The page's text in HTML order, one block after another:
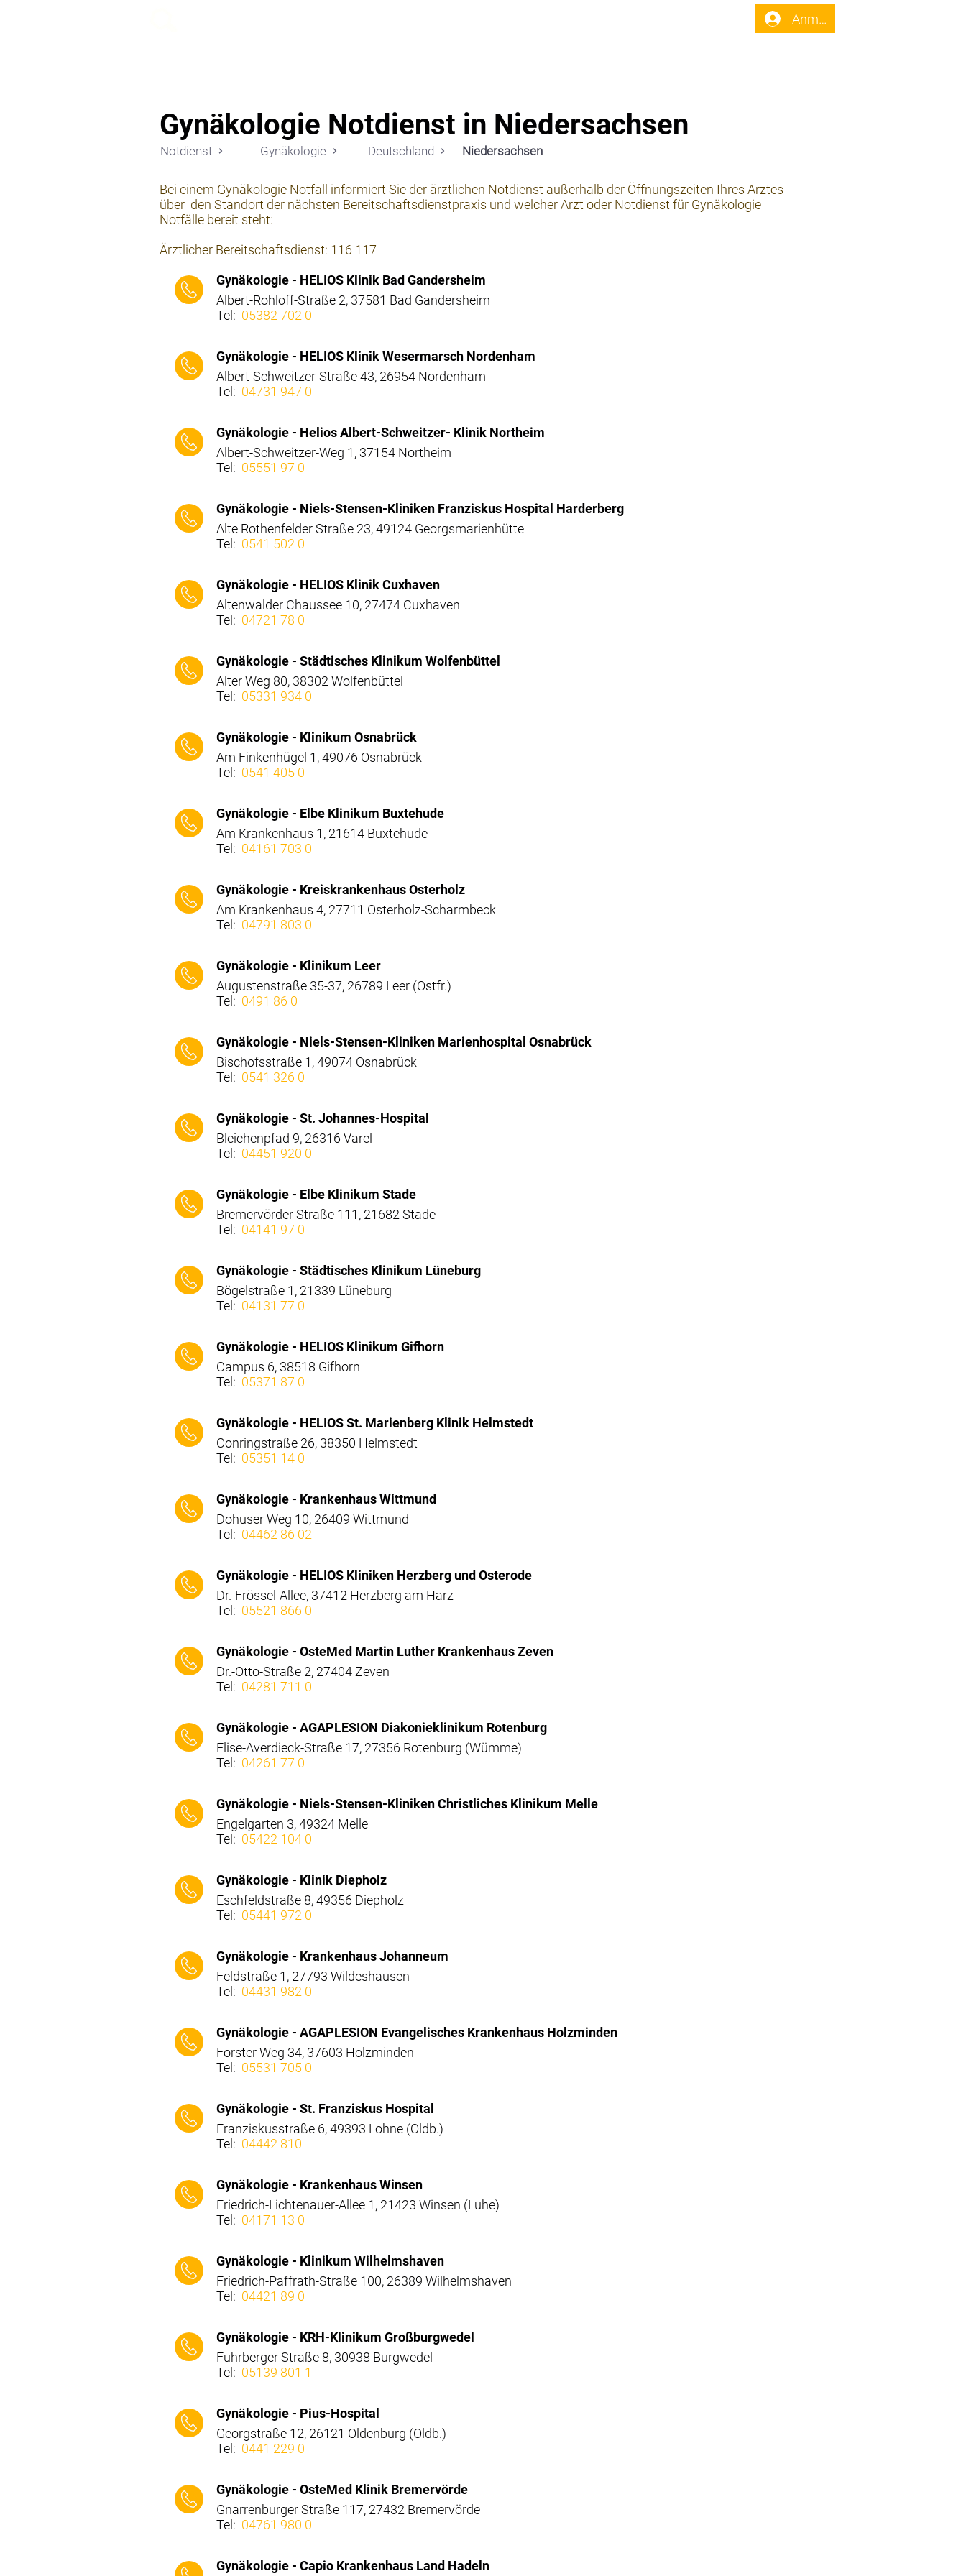
Anmelden
Gynäkologie Notdienst in Niedersachsen
Notdienst Gynäkologie Niedersachsen
Deutschland
Bei einem Gynäkologie Notfall informiert Sie der ärztlichen Notdienst außerhalb der Öffnungszeiten Ihres Arztes
über den Standort der nächsten Bereitschaftsdienstpraxis und welcher Arzt oder Notdienst für Gynäkologie
Notfälle bereit steht:
Ärztlicher Bereitschaftsdienst: 116 117
Gynäkologie - HELIOS Klinik Bad Gandersheim
Albert-Rohloff-Straße 2, 37581 Bad Gandersheim
Tel: 05382 702 0
Gynäkologie - HELIOS Klinik Wesermarsch Nordenham
Albert-Schweitzer-Straße 43, 26954 Nordenham
Tel: 04731 947 0
Gynäkologie - Helios Albert-Schweitzer- Klinik Northeim
Albert-Schweitzer-Weg 1, 37154 Northeim
Tel: 05551 97 0
Gynäkologie - Niels-Stensen-Kliniken Franziskus Hospital Harderberg
Alte Rothenfelder Straße 23, 49124 Georgsmarienhütte
Tel: 0541 502 0
Gynäkologie - HELIOS Klinik Cuxhaven
Altenwalder Chaussee 10, 27474 Cuxhaven
Tel: 04721 78 0
Gynäkologie - Städtisches Klinikum Wolfenbüttel
Alter Weg 80, 38302 Wolfenbüttel
Tel: 05331 934 0
Gynäkologie - Klinikum Osnabrück
Am Finkenhügel 1, 49076 Osnabrück
Tel: 0541 405 0
Gynäkologie - Elbe Klinikum Buxtehude
Am Krankenhaus 1, 21614 Buxtehude
Tel: 04161 703 0
Gynäkologie - Kreiskrankenhaus Osterholz
Am Krankenhaus 4, 27711 Osterholz-Scharmbeck
Tel: 04791 803 0
Gynäkologie - Klinikum Leer
Augustenstraße 35-37, 26789 Leer (Ostfr.)
Tel: 0491 86 0
Gynäkologie - Niels-Stensen-Kliniken Marienhospital Osnabrück
Bischofsstraße 1, 49074 Osnabrück
Tel: 0541 326 0
Gynäkologie - St. Johannes-Hospital
Bleichenpfad 9, 26316 Varel
Tel: 04451 920 0
Gynäkologie - Elbe Klinikum Stade
Bremervörder Straße 111, 21682 Stade
Tel: 04141 97 0
Gynäkologie - Städtisches Klinikum Lüneburg
Bögelstraße 1, 21339 Lüneburg
Tel: 04131 77 0
Gynäkologie - HELIOS Klinikum Gifhorn
Campus 6, 38518 Gifhorn
Tel: 05371 87 0
Gynäkologie - HELIOS St. Marienberg Klinik Helmstedt
Conringstraße 26, 38350 Helmstedt
Tel: 05351 14 0
Gynäkologie - Krankenhaus Wittmund
Dohuser Weg 10, 26409 Wittmund
Tel: 04462 86 02
Gynäkologie - HELIOS Kliniken Herzberg und Osterode
Dr.-Frössel-Allee, 37412 Herzberg am Harz
Tel: 05521 866 0
Gynäkologie - OsteMed Martin Luther Krankenhaus Zeven
Dr.-Otto-Straße 2, 27404 Zeven
Tel: 04281 711 0
Gynäkologie - AGAPLESION Diakonieklinikum Rotenburg
Elise-Averdieck-Straße 17, 27356 Rotenburg (Wümme)
Tel: 04261 77 0
Gynäkologie - Niels-Stensen-Kliniken Christliches Klinikum Melle
Engelgarten 3, 49324 Melle
Tel: 05422 104 0
Gynäkologie - Klinik Diepholz
Eschfeldstraße 8, 49356 Diepholz
Tel: 05441 972 0
Gynäkologie - Krankenhaus Johanneum
Feldstraße 1, 27793 Wildeshausen
Tel: 04431 982 0
Gynäkologie - AGAPLESION Evangelisches Krankenhaus Holzminden
Forster Weg 34, 37603 Holzminden
Tel: 05531 705 0
Gynäkologie - St. Franziskus Hospital
Franziskusstraße 6, 49393 Lohne (Oldb.)
Tel: 04442 810
Gynäkologie - Krankenhaus Winsen
Friedrich-Lichtenauer-Allee 1, 21423 Winsen (Luhe)
Tel: 04171 13 0
Gynäkologie - Klinikum Wilhelmshaven
Friedrich-Paffrath-Straße 100, 26389 Wilhelmshaven
Tel: 04421 89 0
Gynäkologie - KRH-Klinikum Großburgwedel
Fuhrberger Straße 8, 30938 Burgwedel
Tel: 05139 801 1
Gynäkologie - Pius-Hospital
Georgstraße 12, 26121 Oldenburg (Oldb.)
Tel: 0441 229 0
Gynäkologie - OsteMed Klinik Bremervörde
Gnarrenburger Straße 117, 27432 Bremervörde
Tel: 04761 980 0
Gynäkologie - Capio Krankenhaus Land Hadeln